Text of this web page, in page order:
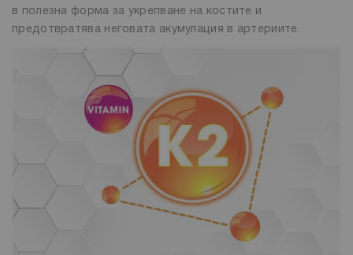
в полезна форма за укрепване на костите и
предотвратява неговата акумулация в артериите.